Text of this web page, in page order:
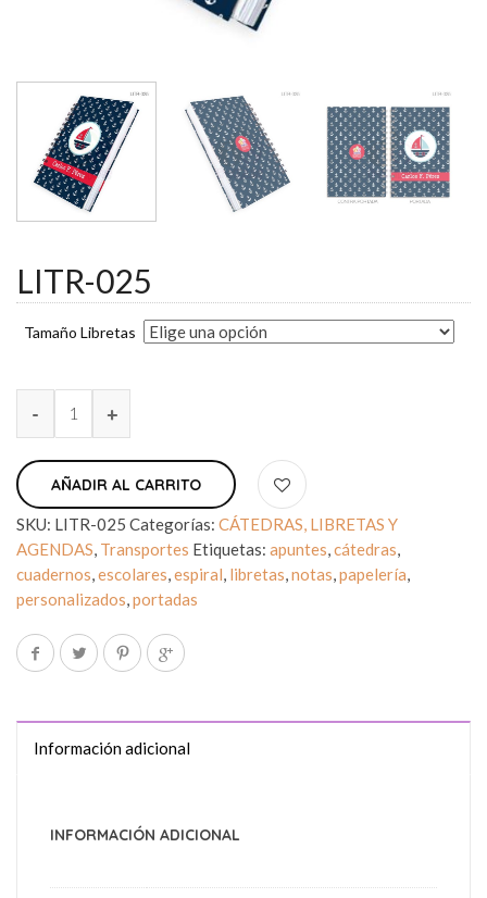
LITR-025
Tamaño Libretas
AÑADIR AL CARRITO
SKU: LITR-025 Categorías: CÁTEDRAS, LIBRETAS Y
AGENDAS, Transportes Etiquetas: apuntes,cátedras,
cuadernos,escolares,espiral, libretas,notas,papelería,
personalizados,portadas
Información adicional
INFORMACIÓN ADICIONAL